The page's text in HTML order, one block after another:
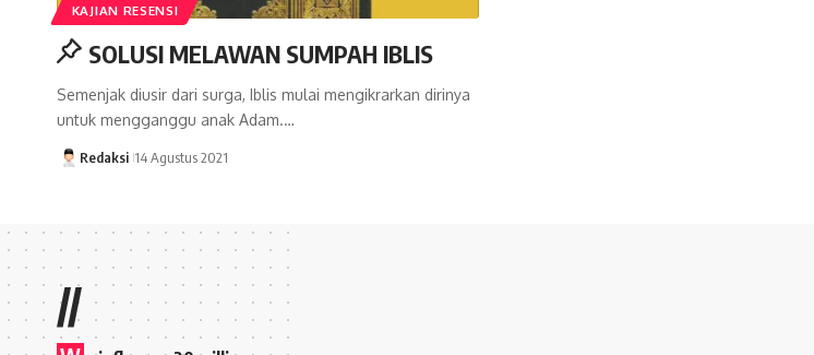
KAJIAN RESENSI
SOLUSI MELAWAN SUMPAH IBLIS
Semenjak diusir dari surga, Iblis mulai mengikrarkan dirinya
untuk mengganggu anak Adam.…
Redaksi 14 Agustus 2021
//